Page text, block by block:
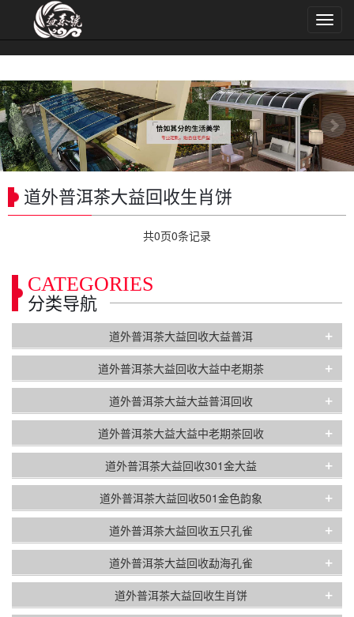
导
航
菜
道外普洱茶大益回收生肖饼
共0页0条记录
CATEGORIES
分类导航
道外普洱茶大益回收大益普洱 +
道外普洱茶大益回收大益中老期茶 +
道外普洱茶大益大益普洱回收 +
道外普洱茶大益大益中老期茶回收 +
道外普洱茶大益回收301金大益 +
道外普洱茶大益回收501金色韵象 +
道外普洱茶大益回收五只孔雀 +
道外普洱茶大益回收勐海孔雀 +
道外普洱茶大益回收生肖饼 +